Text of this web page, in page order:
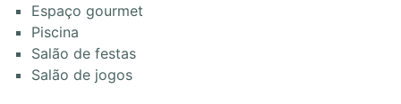
Espaço gourmet
Piscina
Salão de festas
Salão de jogos